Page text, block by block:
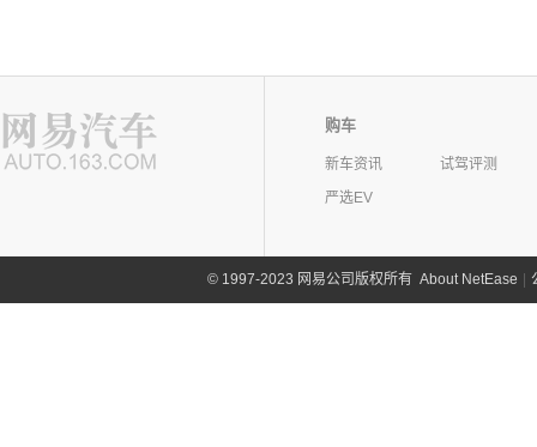
购车
新车资讯
试驾评测
严选EV
©1997-2023 网易公司版权所有 About NetEase